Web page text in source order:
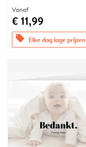
Vanaf
€ 11,99
offers Elke dag lage prijzen